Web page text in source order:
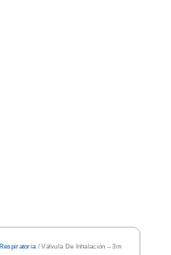
/ Válvula De Inhalación – 3m